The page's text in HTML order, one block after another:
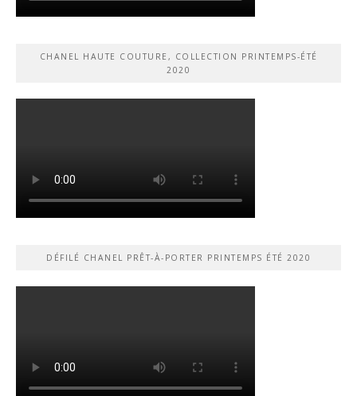
CHANEL HAUTE COUTURE, COLLECTION PRINTEMPS-ÉTÉ
2020
DÉFILÉ CHANEL PRÊT-À-PORTER PRINTEMPS ÉTÉ 2020